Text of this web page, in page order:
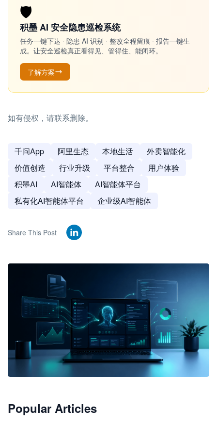
🛡️
积墨 AI 安全隐患巡检系统
任务一键下达 · 隐患 AI 识别 · 整改全程留痕 · 报告一键生
成。让安全巡检真正看得见、管得住、能闭环。
了解方案
如有侵权，请联系删除。
千问App 阿里生态 本地生活
外卖智能化
价值创造
行业升级 平台整合
用户体验
积墨AI
AI智能体
AI智能体平台
私有化AI智能体平台
企业级AI智能体
Share This Post
JimoClaw 桌面 AI Agent 工作台
Popular Articles